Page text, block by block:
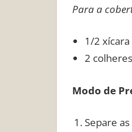
Para a
1/2 xícara
2
Modo de
Separe